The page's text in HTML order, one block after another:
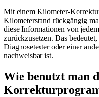
Mit einem Kilometer-
Kilometerstand rückgängig
diese Informationen von
zurückzusetzen. Das
Diagnosetester oder einer
nachweisbar ist.
Wie benutzt man